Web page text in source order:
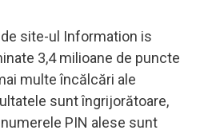
site-ul Information is
3,4 milioane de puncte
multe încălcări ale
sunt îngrijorătoare,
PIN alese sunt